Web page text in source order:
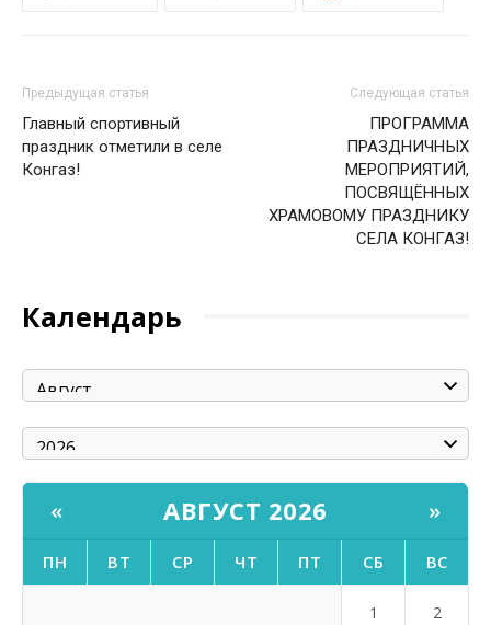
Предыдущая статья
Главный спортивный
праздник отметили в селе
Конгаз!
Следующая статья
ПРОГРАММА
ПРАЗДНИЧНЫХ
МЕРОПРИЯТИЙ,
ПОСВЯЩЁННЫХ
ХРАМОВОМУ ПРАЗДНИКУ
СЕЛА КОНГАЗ!
Календарь
« АВГУСТ 2026 »
ПН ВТ СР ЧТ ПТ СБ ВС
1 2